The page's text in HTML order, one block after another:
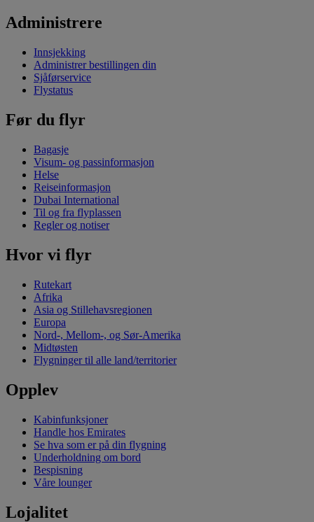
Administrere
Innsjekking
Administrer bestillingen din
Sjåførservice
Flystatus
Før du flyr
Bagasje
Visum- og passinformasjon
Helse
Reiseinformasjon
Dubai International
Til og fra flyplassen
Regler og notiser
Hvor vi flyr
Rutekart
Afrika
Asia og Stillehavsregionen
Europa
Nord-, Mellom-, og Sør-Amerika
Midtøsten
Flygninger til alle land/territorier
Opplev
Kabinfunksjoner
Handle hos Emirates
Se hva som er på din flygning
Underholdning om bord
Bespisning
Våre lounger
Lojalitet